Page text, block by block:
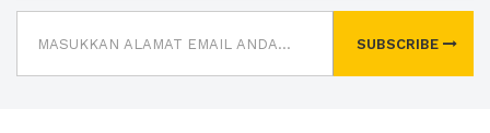
SUBSCRIBE